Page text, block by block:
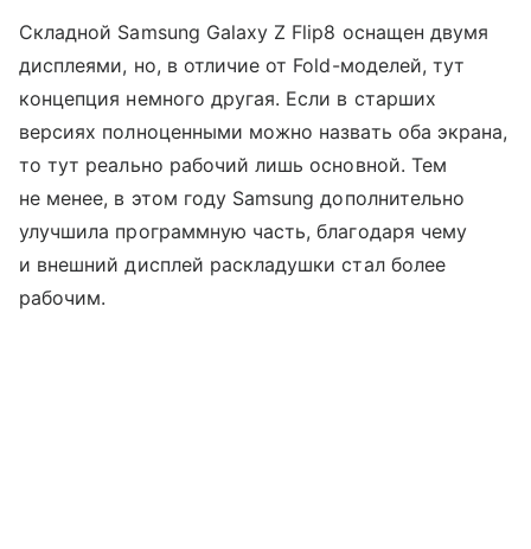
Складной Samsung Galaxy Z Flip8 оснащен двумя
дисплеями, но, в отличие от Fold-моделей, тут
концепция немного другая. Если в старших
версиях полноценными можно назвать оба экрана,
то тут реально рабочий лишь основной. Тем
не менее, в этом году Samsung дополнительно
улучшила программную часть, благодаря чему
и внешний дисплей раскладушки стал более
рабочим.